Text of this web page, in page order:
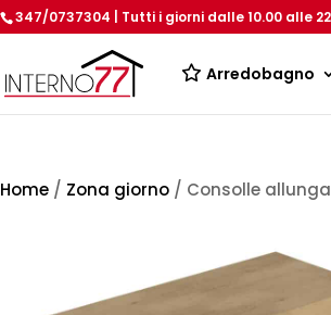
347/0737304 | Tutti i giorni dalle 10.00 alle
Arredobagno
Home / Zona giorno / Consolle